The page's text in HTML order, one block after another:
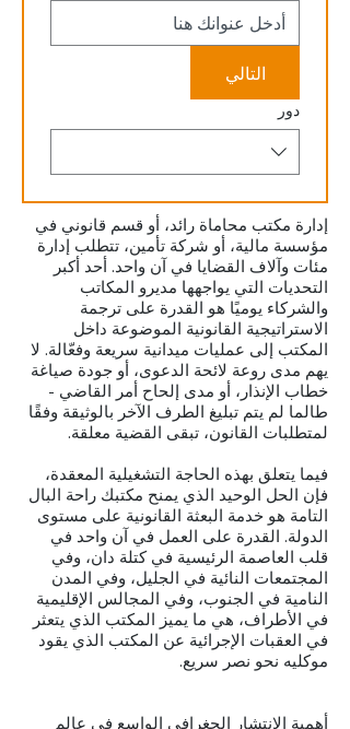
التالي
دور
إدارة مكتب محاماة رائد، أو قسم قانوني في
مؤسسة مالية، أو شركة تأمين، تتطلب إدارة
مئات وآلاف القضايا في آن واحد. أحد أكبر
التحديات التي يواجهها مديرو المكاتب
والشركاء يوميًا هو القدرة على ترجمة
الاستراتيجية القانونية الموضوعة داخل
المكتب إلى عمليات ميدانية سريعة وفعّالة. لا
يهم مدى روعة لائحة الدعوى، أو جودة صياغة
خطاب الإنذار، أو مدى إلحاح أمر القاضي -
طالما لم يتم تبليغ الطرف الآخر بالوثيقة وفقًا
لمتطلبات القانون، تبقى القضية معلقة.
فيما يتعلق بهذه الحاجة التشغيلية المعقدة،
فإن الحل الوحيد الذي يمنح مكتبك راحة البال
التامة هو خدمة البعثة القانونية على مستوى
الدولة. القدرة على العمل في آن واحد في
قلب العاصمة الرئيسية في كتلة دان، وفي
المجتمعات النائية في الجليل، وفي المدن
النامية في الجنوب، وفي المجالس الإقليمية
في الأطراف، هي ما يميز المكتب الذي يتعثر
في العقبات الإجرائية عن المكتب الذي يقود
موكليه نحو نصر سريع.
أهمية الانتشار الجغرافي الواسع في عالم